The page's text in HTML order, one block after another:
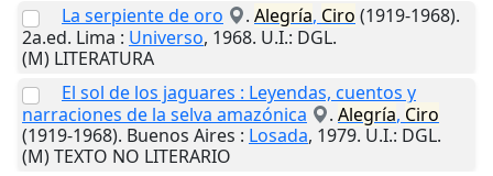
La serpiente de oro
. Alegría, Ciro (1919-1968).
2a.ed. Lima : Universo, 1968. U.I.: DGL.
(M) LITERATURA
El sol de los jaguares : Leyendas, cuentos y
narraciones de la selva amazónica
. Alegría, Ciro
(1919-1968). Buenos Aires : Losada, 1979. U.I.: DGL.
(M) TEXTO NO LITERARIO